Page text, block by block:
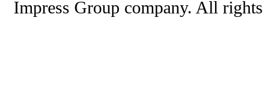
Impress Group company. All